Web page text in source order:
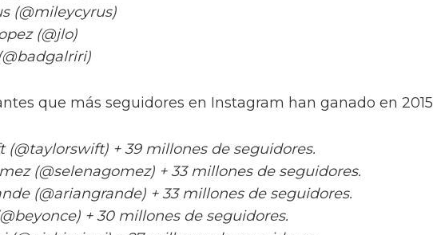
(@mileycyrus)
(@jlo)
que más seguidores en Instagram han ganado en 2015
(@taylorswift) + 39 millones de seguidores.
(@selenagomez) + 33 millones de seguidores.
(@ariangrande) + 33 millones de seguidores.
+ 30 millones de seguidores.